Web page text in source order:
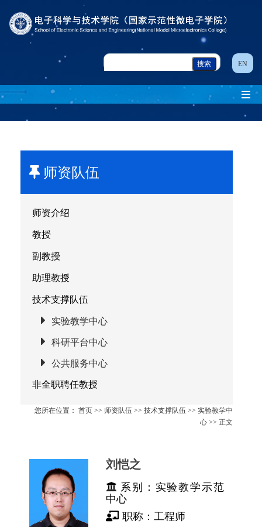
EN
师资队伍
师资介绍
教授
副教授
助理教授
技术支撑队伍
实验教学中心
科研平台中心
公共服务中心
非全职聘任教授
您所在位置： 首页 >> 师资队伍 >> 技术支撑队伍 >> 实验教学中
心 >> 正文
刘恺之
系别：实验教学示范
中心
职称：工程师